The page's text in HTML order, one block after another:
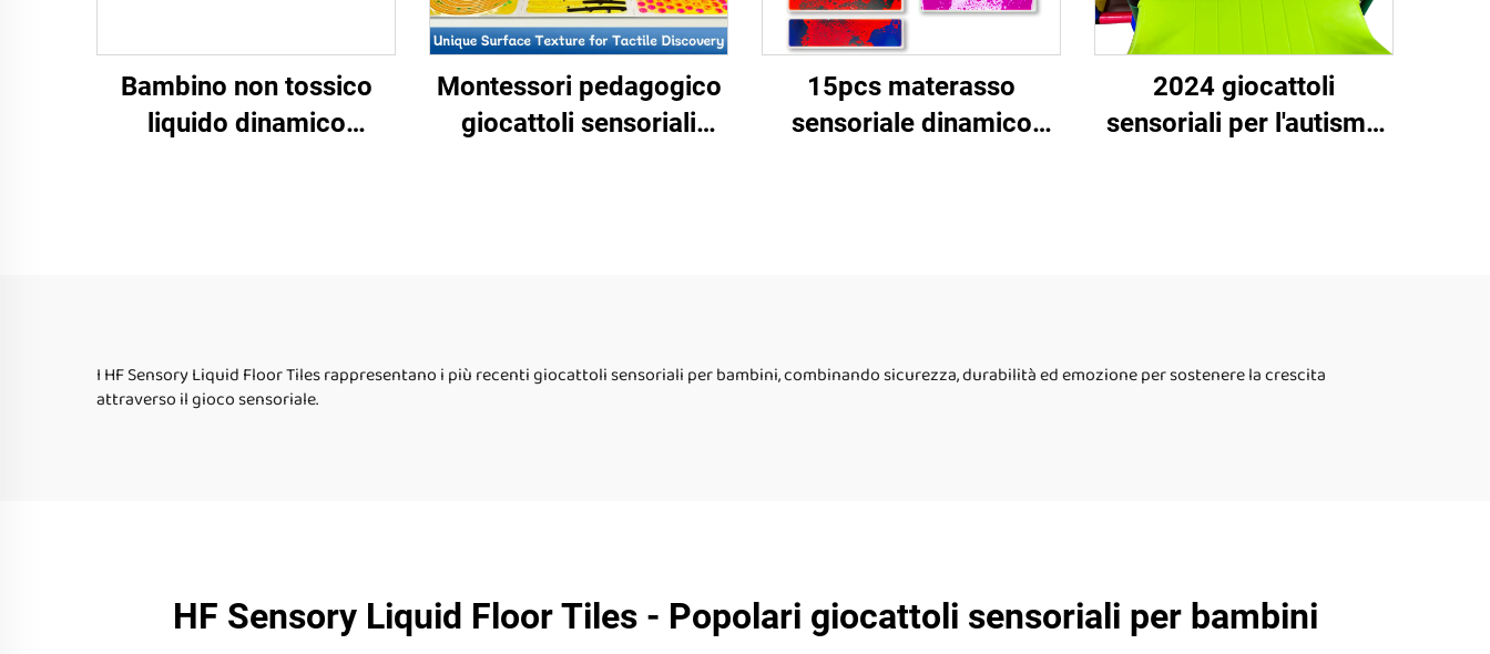
Bambino non tossico
liquido dinamico
Montessori pedagogico
giocattoli sensoriali
15pcs materasso
sensoriale dinamico
2024 giocattoli
sensoriali per l'autismo
I HF Sensory Liquid Floor Tiles rappresentano i più recenti giocattoli sensoriali per bambini, combinando sicurezza, durabilità ed emozione per sostenere la crescita
attraverso il gioco sensoriale.
HF Sensory Liquid Floor Tiles - Popolari giocattoli sensoriali per bambini